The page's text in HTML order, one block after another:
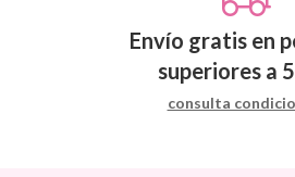
Envío gratis en
superiores a
consulta